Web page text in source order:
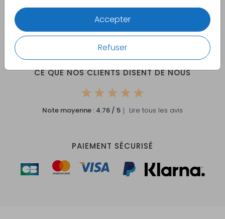
Accepter
Refuser
Votre commande est
Création en ligne facile et sur mesure
Échantillon imprimé personnalisé offert
CE QUE NOS CLIENTS DISENT DE NOUS
Note moyenne : 4.76 / 5 ｜ Lire tous les avis
PAIEMENT SÉCURISÉ